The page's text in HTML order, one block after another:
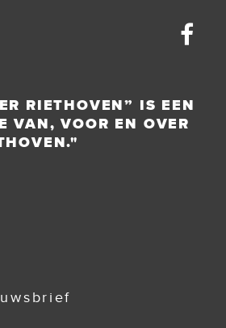
RIETHOVEN” IS EEN
VAN, VOOR EN OVER